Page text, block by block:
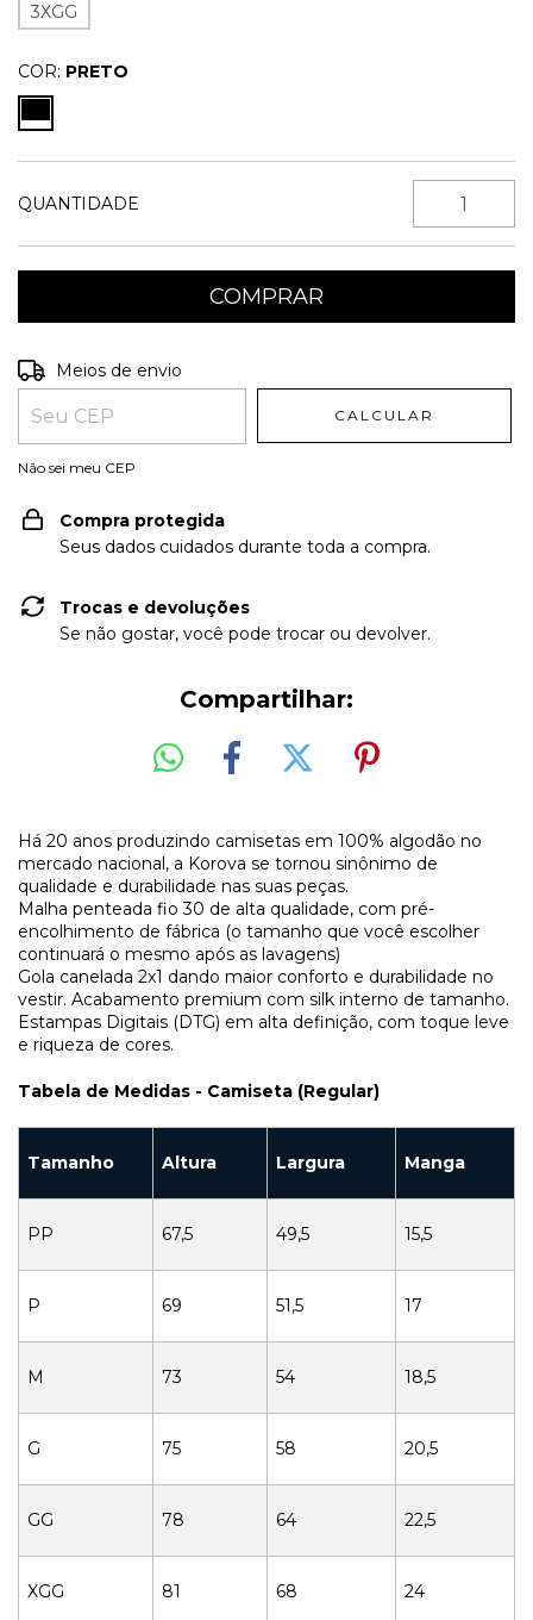
3XGG
COR: PRETO
QUANTIDADE
Entregas para o CEP:
Meios de envio
CALCULAR
Não sei meu CEP
Compra protegida
Seus dados cuidados durante toda a compra.
Trocas e devoluções
Se não gostar, você pode trocar ou devolver.
Compartilhar:
Há 20 anos produzindo camisetas em 100% algodão no
mercado nacional, a Korova se tornou sinônimo de
qualidade e durabilidade nas suas peças.
Malha penteada fio 30 de alta qualidade, com pré-
encolhimento de fábrica (o tamanho que você escolher
continuará o mesmo após as lavagens)
Gola canelada 2x1 dando maior conforto e durabilidade no
vestir. Acabamento premium com silk interno de tamanho.
Estampas Digitais (DTG) em alta definição, com toque leve
e riqueza de cores.
Tabela de Medidas - Camiseta (Regular)
Tamanho Altura Largura Manga
PP 67,5 49,5 15,5
P 69 51,5 17
M 73 54 18,5
G 75 58 20,5
GG 78 64 22,5
XGG 81 68 24